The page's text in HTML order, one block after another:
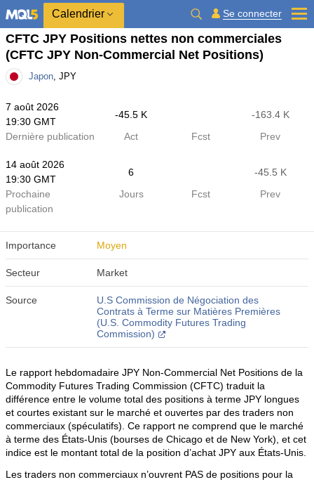
Calendrier Se connecter
CFTC JPY Positions nettes non commerciales
(CFTC JPY Non-Commercial Net Positions)
Japon, JPY
7 août 2026
19:30 GMT
-45.5 K
-163.4 K
Dernière publication
Act Fcst Prev
14 août 2026
19:30 GMT
6
-45.5 K
Prochaine
publication
Jours Fcst Prev
Importance Moyen
Secteur Market
Source
U.S Commission de Négociation des
Contrats à Terme sur Matières Premières
(U.S. Commodity Futures Trading
Commission)
Le rapport hebdomadaire JPY Non-Commercial Net Positions de la
Commodity Futures Trading Commission (CFTC) traduit la
différence entre le volume total des positions à terme JPY longues
et courtes existant sur le marché et ouvertes par des traders non
commerciaux (spéculatifs). Ce rapport ne comprend que le marché
à terme des États-Unis (bourses de Chicago et de New York), et cet
indice est le montant total de la position d’achat JPY aux États-Unis.
Les traders non commerciaux n’ouvrent PAS de positions pour la